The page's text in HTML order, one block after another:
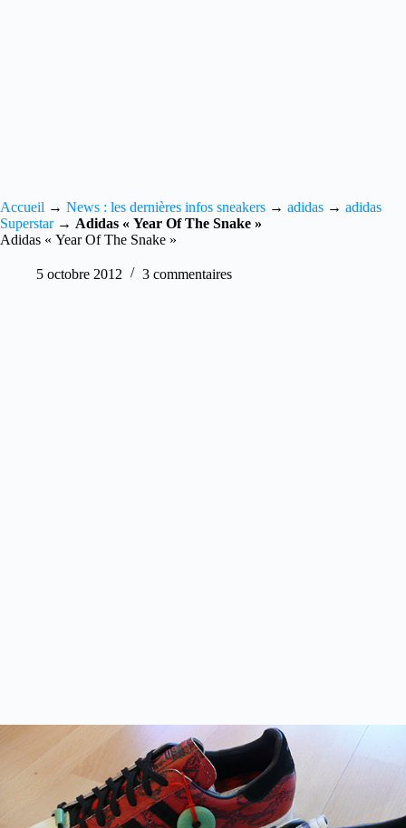
Accueil → News : les dernières infos sneakers → adidas → adidas
Superstar→ Adidas « Year Of The Snake »
Adidas « Year Of The Snake »
5 octobre 2012 3 commentaires